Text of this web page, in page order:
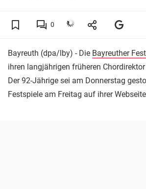
0
Bayreuth (dpa/lby) - Die Bayreuther
ihren langjährigen früheren
Der 92-Jährige sei am Donnerstag
Festspiele am Freitag auf ihrer